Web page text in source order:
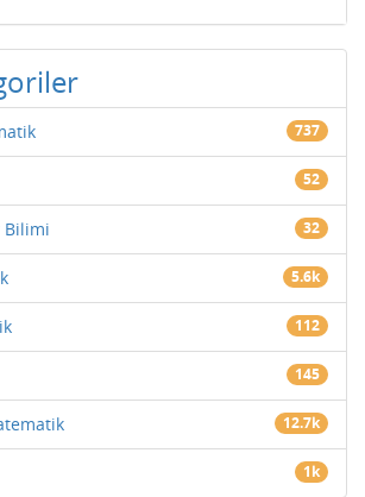
737
52
Bilimi 32
5.6k
112
145
12.7k
1k